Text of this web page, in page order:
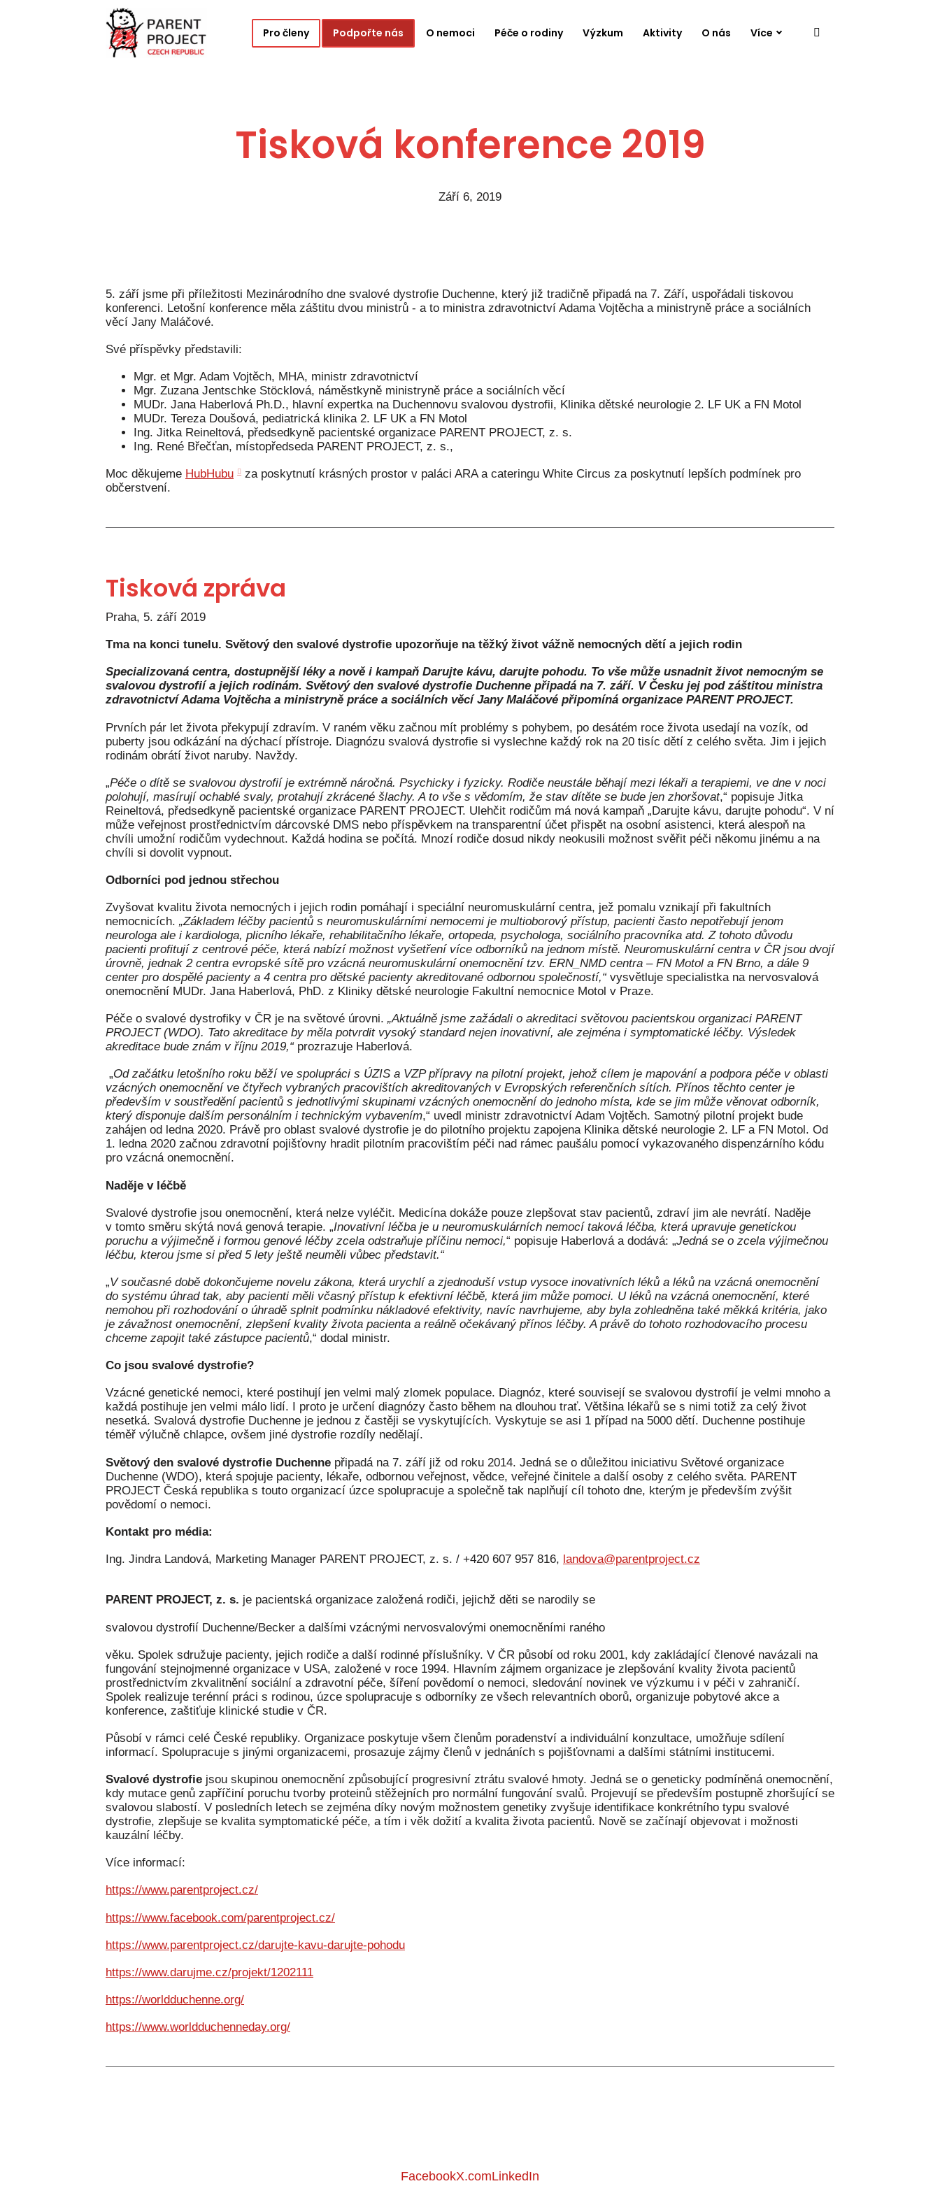
Pro členy Podpořte nás O nemoci Péče o rodiny Výzkum Aktivity O nás Více
Tisková konference 2019
Září 6, 2019
5. září jsme při příležitosti Mezinárodního dne svalové dystrofie Duchenne, který již tradičně připadá na 7. Září, uspořádali tiskovou
konferenci. Letošní konference měla záštitu dvou ministrů - a to ministra zdravotnictví Adama Vojtěcha a ministryně práce a sociálních
věcí Jany Maláčové.
Své příspěvky představili:
Mgr. et Mgr. Adam Vojtěch, MHA, ministr zdravotnictví
Mgr. Zuzana Jentschke Stöcklová, náměstkyně ministryně práce a sociálních věcí
MUDr. Jana Haberlová Ph.D., hlavní expertka na Duchennovu svalovou dystrofii, Klinika dětské neurologie 2. LF UK a FN Motol
MUDr. Tereza Doušová, pediatrická klinika 2. LF UK a FN Motol
Ing. Jitka Reineltová, předsedkyně pacientské organizace PARENT PROJECT, z. s.
Ing. René Břečťan, místopředseda PARENT PROJECT, z. s.,
Moc děkujeme HubHubu
za poskytnutí krásných prostor v paláci ARA a cateringu White Circus za poskytnutí lepších podmínek pro
občerstvení.
Tisková zpráva
Praha, 5. září 2019
Tma na konci tunelu. Světový den svalové dystrofie upozorňuje na těžký život vážně nemocných dětí a jejich rodin
Specializovaná centra, dostupnější léky a nově i kampaň Darujte kávu, darujte pohodu. To vše může usnadnit život nemocným se
svalovou dystrofií a jejich rodinám. Světový den svalové dystrofie Duchenne připadá na 7. září. V Česku jej pod záštitou ministra
zdravotnictví Adama Vojtěcha a ministryně práce a sociálních věcí Jany Maláčové připomíná organizace PARENT PROJECT.
Prvních pár let života překypují zdravím. V raném věku začnou mít problémy s pohybem, po desátém roce života usedají na vozík, od
puberty jsou odkázání na dýchací přístroje. Diagnózu svalová dystrofie si vyslechne každý rok na 20 tisíc dětí z celého světa. Jim i jejich
rodinám obrátí život naruby. Navždy.
„Péče o dítě se svalovou dystrofií je extrémně náročná. Psychicky i fyzicky. Rodiče neustále běhají mezi lékaři a terapiemi, ve dne v noci
polohují, masírují ochablé svaly, protahují zkrácené šlachy. A to vše s vědomím, že stav dítěte se bude jen zhoršovat,“ popisuje Jitka
Reineltová, předsedkyně pacientské organizace PARENT PROJECT. Ulehčit rodičům má nová kampaň „Darujte kávu, darujte pohodu“. V ní
může veřejnost prostřednictvím dárcovské DMS nebo příspěvkem na transparentní účet přispět na osobní asistenci, která alespoň na
chvíli umožní rodičům vydechnout. Každá hodina se počítá. Mnozí rodiče dosud nikdy neokusili možnost svěřit péči někomu jinému a na
chvíli si dovolit vypnout.
Odborníci pod jednou střechou
Zvyšovat kvalitu života nemocných i jejich rodin pomáhají i speciální neuromuskulární centra, jež pomalu vznikají při fakultních
nemocnicích. „Základem léčby pacientů s neuromuskulárními nemocemi je multioborový přístup, pacienti často nepotřebují jenom
neurologa ale i kardiologa, plicního lékaře, rehabilitačního lékaře, ortopeda, psychologa, sociálního pracovníka atd. Z tohoto důvodu
pacienti profitují z centrové péče, která nabízí možnost vyšetření více odborníků na jednom místě. Neuromuskulární centra v ČR jsou dvojí
úrovně, jednak 2 centra evropské sítě pro vzácná neuromuskulární onemocnění tzv. ERN_NMD centra – FN Motol a FN Brno, a dále 9
center pro dospělé pacienty a 4 centra pro dětské pacienty akreditované odbornou společností,“ vysvětluje specialistka na nervosvalová
onemocnění MUDr. Jana Haberlová, PhD. z Kliniky dětské neurologie Fakultní nemocnice Motol v Praze.
Péče o svalové dystrofiky v ČR je na světové úrovni. „Aktuálně jsme zažádali o akreditaci světovou pacientskou organizaci PARENT
PROJECT (WDO). Tato akreditace by měla potvrdit vysoký standard nejen inovativní, ale zejména i symptomatické léčby. Výsledek
akreditace bude znám v říjnu 2019,“ prozrazuje Haberlová.
„Od začátku letošního roku běží ve spolupráci s ÚZIS a VZP přípravy na pilotní projekt, jehož cílem je mapování a podpora péče v oblasti
vzácných onemocnění ve čtyřech vybraných pracovištích akreditovaných v Evropských referenčních sítích. Přínos těchto center je
především v soustředění pacientů s jednotlivými skupinami vzácných onemocnění do jednoho místa, kde se jim může věnovat odborník,
který disponuje dalším personálním i technickým vybavením,“ uvedl ministr zdravotnictví Adam Vojtěch. Samotný pilotní projekt bude
zahájen od ledna 2020. Právě pro oblast svalové dystrofie je do pilotního projektu zapojena Klinika dětské neurologie 2. LF a FN Motol. Od
1. ledna 2020 začnou zdravotní pojišťovny hradit pilotním pracovištím péči nad rámec paušálu pomocí vykazovaného dispenzárního kódu
pro vzácná onemocnění.
Naděje v léčbě
Svalové dystrofie jsou onemocnění, která nelze vyléčit. Medicína dokáže pouze zlepšovat stav pacientů, zdraví jim ale nevrátí. Naděje
v tomto směru skýtá nová genová terapie. „Inovativní léčba je u neuromuskulárních nemocí taková léčba, která upravuje genetickou
poruchu a výjimečně i formou genové léčby zcela odstraňuje příčinu nemoci,“ popisuje Haberlová a dodává: „Jedná se o zcela výjimečnou
léčbu, kterou jsme si před 5 lety ještě neuměli vůbec představit.“
„V současné době dokončujeme novelu zákona, která urychlí a zjednoduší vstup vysoce inovativních léků a léků na vzácná onemocnění
do systému úhrad tak, aby pacienti měli včasný přístup k efektivní léčbě, která jim může pomoci. U léků na vzácná onemocnění, které
nemohou při rozhodování o úhradě splnit podmínku nákladové efektivity, navíc navrhujeme, aby byla zohledněna také měkká kritéria, jako
je závažnost onemocnění, zlepšení kvality života pacienta a reálně očekávaný přínos léčby. A právě do tohoto rozhodovacího procesu
chceme zapojit také zástupce pacientů,“ dodal ministr.
Co jsou svalové dystrofie?
Vzácné genetické nemoci, které postihují jen velmi malý zlomek populace. Diagnóz, které souvisejí se svalovou dystrofií je velmi mnoho a
každá postihuje jen velmi málo lidí. I proto je určení diagnózy často během na dlouhou trať. Většina lékařů se s nimi totiž za celý život
nesetká. Svalová dystrofie Duchenne je jednou z častěji se vyskytujících. Vyskytuje se asi 1 případ na 5000 dětí. Duchenne postihuje
téměř výlučně chlapce, ovšem jiné dystrofie rozdíly nedělají.
Světový den svalové dystrofie Duchenne připadá na 7. září již od roku 2014. Jedná se o důležitou iniciativu Světové organizace
Duchenne (WDO), která spojuje pacienty, lékaře, odbornou veřejnost, vědce, veřejné činitele a další osoby z celého světa. PARENT
PROJECT Česká republika s touto organizací úzce spolupracuje a společně tak naplňují cíl tohoto dne, kterým je především zvýšit
povědomí o nemoci.
Kontakt pro média:
Ing. Jindra Landová, Marketing Manager PARENT PROJECT, z. s. / +420 607 957 816, landova@parentproject.cz
PARENT PROJECT, z. s. je pacientská organizace založená rodiči, jejichž děti se narodily se
svalovou dystrofií Duchenne/Becker a dalšími vzácnými nervosvalovými onemocněními raného
věku. Spolek sdružuje pacienty, jejich rodiče a další rodinné příslušníky. V ČR působí od roku 2001, kdy zakládající členové navázali na
fungování stejnojmenné organizace v USA, založené v roce 1994. Hlavním zájmem organizace je zlepšování kvality života pacientů
prostřednictvím zkvalitnění sociální a zdravotní péče, šíření povědomí o nemoci, sledování novinek ve výzkumu i v péči v zahraničí.
Spolek realizuje terénní práci s rodinou, úzce spolupracuje s odborníky ze všech relevantních oborů, organizuje pobytové akce a
konference, zaštiťuje klinické studie v ČR.
Působí v rámci celé České republiky. Organizace poskytuje všem členům poradenství a individuální konzultace, umožňuje sdílení
informací. Spolupracuje s jinými organizacemi, prosazuje zájmy členů v jednáních s pojišťovnami a dalšími státními institucemi.
Svalové dystrofie jsou skupinou onemocnění způsobující progresivní ztrátu svalové hmoty. Jedná se o geneticky podmíněná onemocnění,
kdy mutace genů zapříčiní poruchu tvorby proteinů stěžejních pro normální fungování svalů. Projevují se především postupně zhoršující se
svalovou slabostí. V posledních letech se zejména díky novým možnostem genetiky zvyšuje identifikace konkrétního typu svalové
dystrofie, zlepšuje se kvalita symptomatické péče, a tím i věk dožití a kvalita života pacientů. Nově se začínají objevovat i možnosti
kauzální léčby.
Více informací:
https://www.parentproject.cz/
https://www.facebook.com/parentproject.cz/
https://www.parentproject.cz/darujte-kavu-darujte-pohodu
https://www.darujme.cz/projekt/1202111
https://worldduchenne.org/
https://www.worldduchenneday.org/
FacebookX.comLinkedIn